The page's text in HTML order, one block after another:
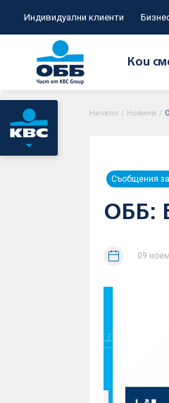
Индивидуални клиенти
Кои
Начало / Новини /
Съобщения
ОББ:
09